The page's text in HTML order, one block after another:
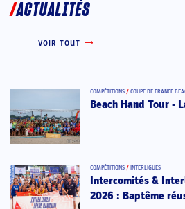
ACTUALITÉS
VOIR TOUT
COMPÉTITIONS / COUPE DE FRANCE
Beach Hand Tour -
COMPÉTITIONS / INTERLIGUES
Intercomités &
2026 : Baptême